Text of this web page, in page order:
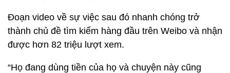
Đoạn video về sự việc sau đó nhanh chóng trở
thành chủ đề tìm kiếm hàng đầu trên Weibo và nhận
được hơn 82 triệu lượt xem.
“Họ đang dùng tiền của họ và chuyện này cũng